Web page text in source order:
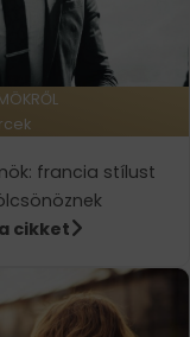
francia stílust
cikket